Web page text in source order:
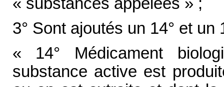
3° Sont ajoutés un 14° et un
« 14° Médicament
substance active est